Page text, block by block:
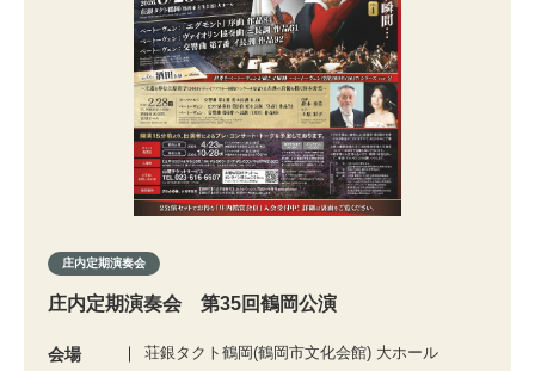
庄内定期演奏会
庄内定期演奏会 第35回鶴岡公演
会場 荘銀タクト鶴岡(鶴岡市文化会館) 大ホール